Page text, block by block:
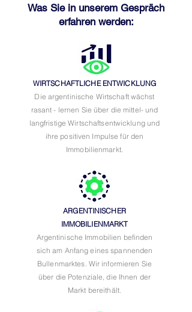
Was Sie in unserem Gespräch
erfahren werden:
WIRTSCHAFTLICHE ENTWICKLUNG
Die argentinische Wirtschaft wächst
rasant - lernen Sie über die mittel- und
langfristige Wirtschaftsentwicklung und
ihre positiven Impulse für den
Immobilienmarkt.
ARGENTINISCHER
IMMOBILIENMARKT
Argentinische Immobilien befinden
sich am Anfang eines spannenden
Bullenmarktes. Wir informieren Sie
über die Potenziale, die Ihnen der
Markt bereithält.